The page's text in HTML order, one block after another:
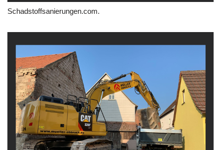
Schadstoffsanierungen.com.